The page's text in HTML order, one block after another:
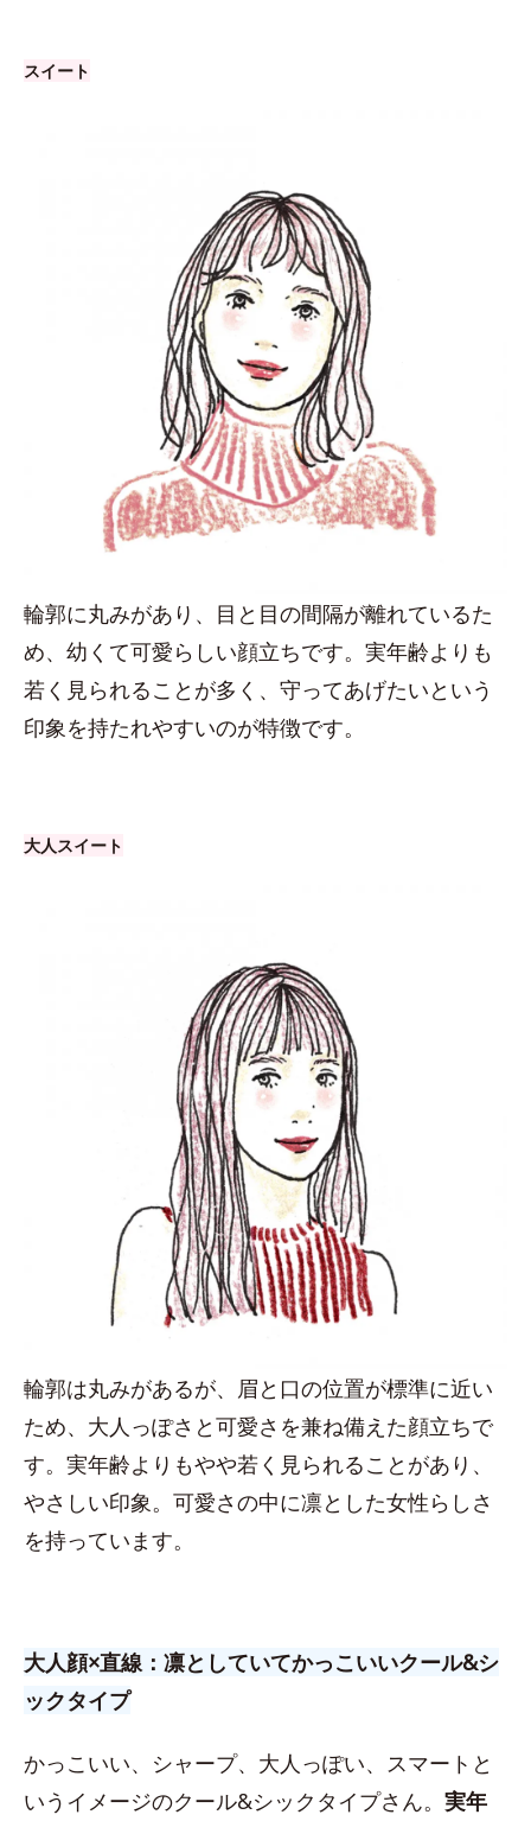
スイート
輪郭に丸みがあり、目と目の間隔が離れているた
め、幼くて可愛らしい顔立ちです。実年齢よりも
若く見られることが多く、守ってあげたいという
印象を持たれやすいのが特徴です。
大人スイート
輪郭は丸みがあるが、眉と口の位置が標準に近い
ため、大人っぽさと可愛さを兼ね備えた顔立ちで
す。実年齢よりもやや若く見られることがあり、
やさしい印象。可愛さの中に凛とした女性らしさ
を持っています。
大人顔×直線：凛としていてかっこいいクール&シ
ックタイプ
かっこいい、シャープ、大人っぽい、スマートと
いうイメージのクール&シックタイプさん。 実年